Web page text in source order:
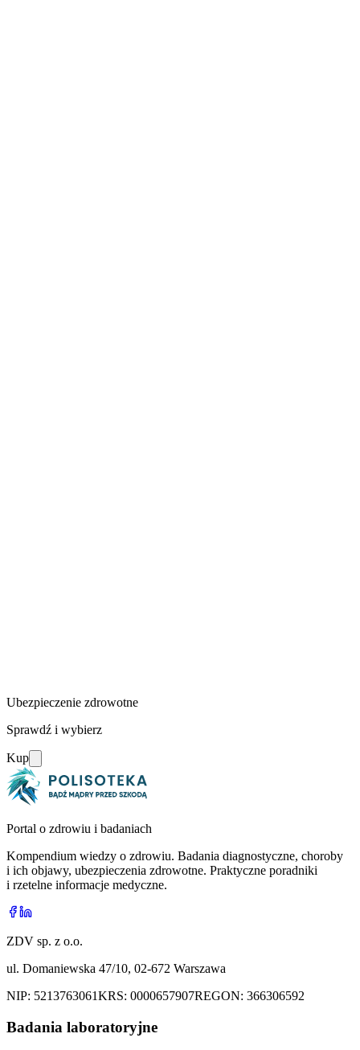
Ubezpieczenie zdrowotne
Sprawdź i wybierz
Kup
Portal o zdrowiu i badaniach
Kompendium wiedzy o zdrowiu. Badania diagnostyczne, choroby
i ich objawy, ubezpieczenia zdrowotne. Praktyczne poradniki
i rzetelne informacje medyczne.
ZDV sp. z o.o.
ul. Domaniewska 47/10, 02-672 Warszawa
NIP: 5213763061KRS: 0000657907REGON: 366306592
Badania laboratoryjne